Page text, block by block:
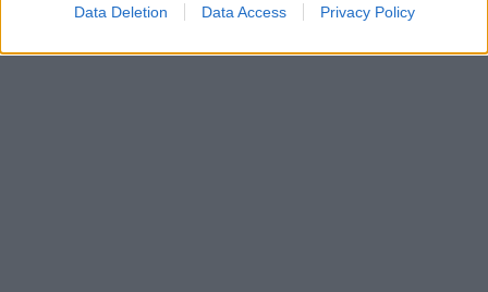
Data Deletion Data Access Privacy Policy